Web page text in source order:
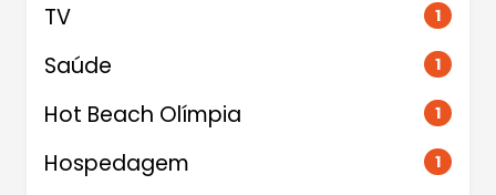
TV 1
Saúde 1
Hot Beach Olímpia 1
Hospedagem 1